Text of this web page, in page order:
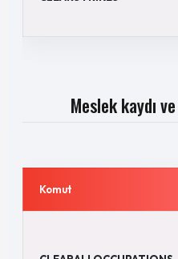
Meslek kaydı
Komut